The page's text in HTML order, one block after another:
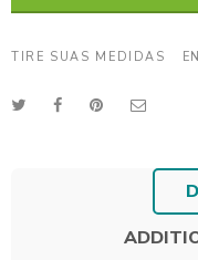
TIRE SUAS MEDIDAS